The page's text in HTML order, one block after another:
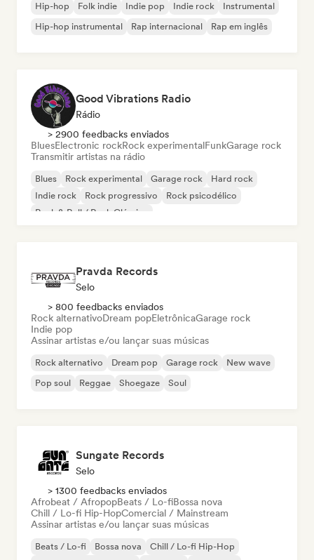
Hip-hop Folk indie Indie pop Indie rock
Instrumental
Hip-hop instrumental
Rap internacional Rap em inglês
Good Vibrations Radio
Rádio
> 2900 feedbacks enviados
BluesElectronic rockRock experimentalFunkGarage rock
Transmitir artistas na rádio
Blues Rock experimental Garage rock
Hard rock
Indie rock
Rock progressivo
Rock psicodélico
Rock & Roll / Rock Clássico
Pravda Records
Selo
> 800 feedbacks enviados
Rock alternativoDream popEletrônicaGarage rock
Indie pop
Assinar artistas e/ou lançar suas músicas
Rock alternativo Dream pop Garage rock
New wave
Pop soul
Reggae Shoegaze Soul
Sungate Records
Selo
> 1300 feedbacks enviados
Afrobeat / AfropopBeats / Lo-fiBossa nova
Chill / Lo-fi Hip-HopComercial / Mainstream
Assinar artistas e/ou lançar suas músicas
Beats / Lo-fi Bossa nova
Chill / Lo-fi Hip-Hop